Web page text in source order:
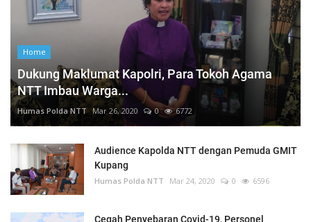
Home
Dukung Maklumat Kapolri, Para Tokoh Agama
NTT Imbau Warga...
Humas Polda NTT Mar 26, 2020 0 6772
Audience Kapolda NTT dengan Pemuda GMIT
Kupang
Humas Polda NTT Mar 24, 2020 0 6596
Cegah Penyebaran Covid-19, Personel